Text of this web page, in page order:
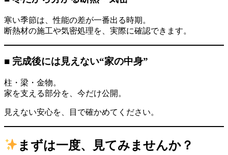
寒い季節は、性能の差が一番出る時期。
断熱材の施工や気密処理を、実際に確認できます。
■ 完成後には見えない“家の中身”
柱・梁・金物。
家を支える部分を、今だけ公開。
見えない安心を、目で確かめてください。
まずは一度、見てみませんか？